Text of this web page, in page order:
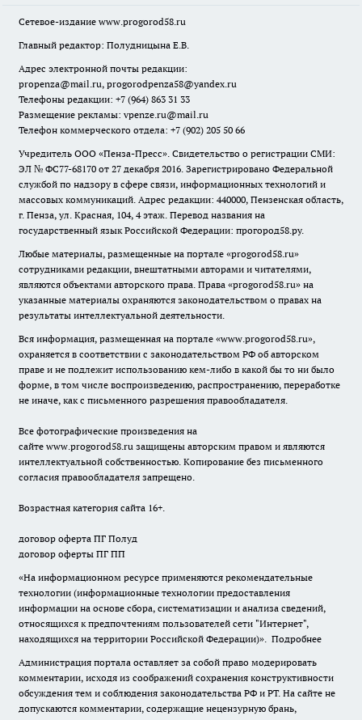
Сетевое-издание www.progorod58.ru
Главный редактор: Полудницына Е.В.
Адрес электронной почты редакции:
propenza@mail.ru, progorodpenza58@yandex.ru
Телефоны редакции: +7 (964) 863 31 33
Размещение рекламы: vpenze.ru@mail.ru
Телефон коммерческого отдела: +7 (902) 205 50 66
Учредитель ООО «Пенза-Пресс». Свидетельство о регистрации СМИ:
ЭЛ № ФС77-68170 от 27 декабря 2016. Зарегистрировано Федеральной
службой по надзору в сфере связи, информационных технологий и
массовых коммуникаций. Адрес редакции: 440000, Пензенская область,
г. Пенза, ул. Красная, 104, 4 этаж. Перевод названия на
государственный язык Российской Федерации: прогород58.ру.
Любые материалы, размещенные на портале «progorod58.ru»
сотрудниками редакции, внештатными авторами и читателями,
являются объектами авторского права. Права «progorod58.ru» на
указанные материалы охраняются законодательством о правах на
результаты интеллектуальной деятельности.
Вся информация, размещенная на портале «www.progorod58.ru»,
охраняется в соответствии с законодательством РФ об авторском
праве и не подлежит использованию кем-либо в какой бы то ни было
форме, в том числе воспроизведению, распространению, переработке
не иначе, как с письменного разрешения правообладателя.
Все фотографические произведения на
сайте www.progorod58.ru защищены авторским правом и являются
интеллектуальной собственностью. Копирование без письменного
согласия правообладателя запрещено.
Возрастная категория сайта 16+.
договор оферта ПГ Полуд
договор оферты ПГ ПП
«На информационном ресурсе применяются рекомендательные
технологии (информационные технологии предоставления
информации на основе сбора, систематизации и анализа сведений,
относящихся к предпочтениям пользователей сети "Интернет",
находящихся на территории Российской Федерации)». Подробнее
Администрация портала оставляет за собой право модерировать
комментарии, исходя из соображений сохранения конструктивности
обсуждения тем и соблюдения законодательства РФ и РТ. На сайте не
допускаются комментарии, содержащие нецензурную брань,